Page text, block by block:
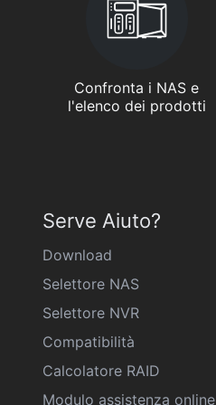
Confronta i NAS e
l'elenco dei prodotti
Serve Aiuto?
Download
Selettore NAS
Selettore NVR
Compatibilità
Calcolatore RAID
Modulo assistenza online